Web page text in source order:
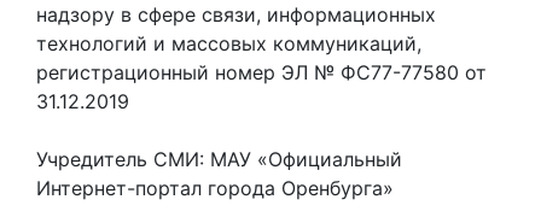
надзору в сфере связи, информационных
технологий и массовых коммуникаций,
регистрационный номер ЭЛ № ФС77-77580 от
31.12.2019
Учредитель СМИ: МАУ «Официальный
Интернет-портал города Оренбурга»